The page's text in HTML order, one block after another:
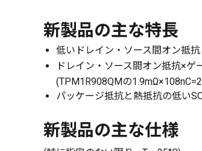
新製品の主な特長
低いドレイン・ソース間オン抵抗
ドレイン・ソース間オン抵抗×ゲ
(TPM1R908QMの
パッケージ抵抗と熱抵抗の低い
新製品の主な仕様